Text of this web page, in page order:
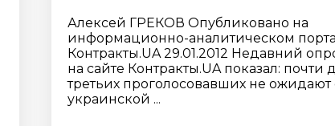
Алексей ГРЕКОВ Опубликовано на
информационно-аналитическом
Контракты.UA 29.01.2012 Недавний
на сайте Контракты.UA показал: почти
третьих проголосовавших не ожидают
украинской ...